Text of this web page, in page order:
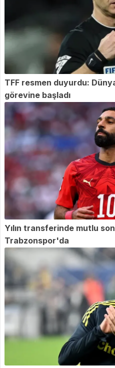
TFF resmen duyurdu:
görevine başladı
Yılın transferinde mutlu
Trabzonspor'da